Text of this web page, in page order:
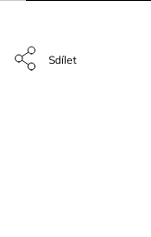
Sdílet